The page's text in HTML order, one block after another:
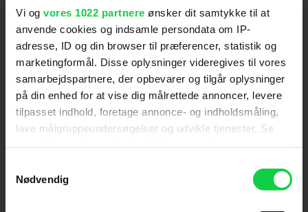
Vi og vores 1022 partnere ønsker dit samtykke til at
anvende cookies og indsamle persondata om IP-
adresse, ID og din browser til præferencer, statistik og
marketingformål. Disse oplysninger videregives til vores
samarbejdspartnere, der opbevarer og tilgår oplysninger
på din enhed for at vise dig målrettede annoncer, levere
tilpasset indhold, foretage annonce- og indholdsmåling,
lave målgruppeundersøgelser og udvikle tjenester. Se
tilbage eller ændre indstillinger fra vores
"Cookiedeklaration", eller ved at trykke på "Privacy
Nødvendig
Toy Story 4 2019
Bakkekøbing - Det store osteræs 2016
Pingvinerne fra Madagascar
Postmand Per - Filmen 2014
Hold dig opdateret
Send
Ved tilmelding accepterer jeg samtidig
Kino.dks Markedsføringssamtykke